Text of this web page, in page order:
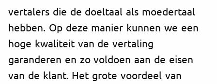
vertalers die de doeltaal als moedertaal
hebben. Op deze manier kunnen we een
hoge kwaliteit van de vertaling
garanderen en zo voldoen aan de eisen
van de klant. Het grote voordeel van